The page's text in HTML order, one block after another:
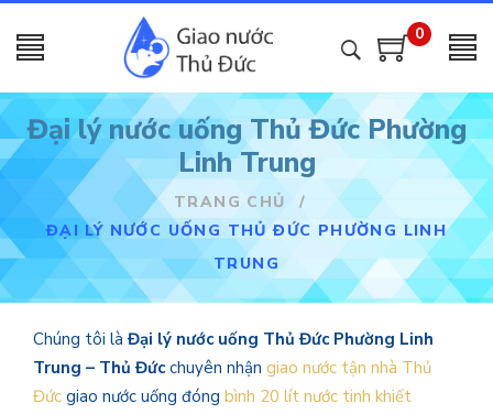
0
Đại lý nước uống Thủ Đức Phường
Linh Trung
TRANG CHỦ
/
ĐẠI LÝ NƯỚC UỐNG THỦ ĐỨC PHƯỜNG LINH
TRUNG
Chúng tôi làĐại lý nước uống Thủ Đức Phường Linh
Trung – Thủ Đức chuyên nhận giao nước tận nhà Thủ
Đức giao nước uống đóng bình 20 lít nước tinh khiết